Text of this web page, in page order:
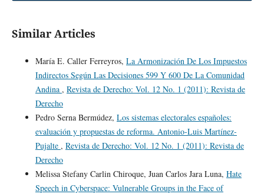
Similar Articles
María E. Caller Ferreyros, La Armonización De Los Impuestos
Indirectos Según Las Decisiones 599 Y 600 De La Comunidad
Andina , Revista de Derecho: Vol. 12 No. 1 (2011): Revista de
Derecho
Pedro Serna Bermúdez, Los sistemas electorales españoles:
evaluación y propuestas de reforma. Antonio-Luis Martínez-
Pujalte , Revista de Derecho: Vol. 12 No. 1 (2011): Revista de
Derecho
Melissa Stefany Carlin Chiroque, Juan Carlos Jara Luna, Hate
Speech in Cyberspace: Vulnerable Groups in the Face of